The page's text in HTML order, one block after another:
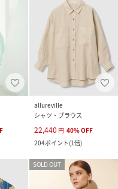
allureville
シャツ・ブラウス
22,440 円 40%OFF
204ポイント(1倍)
SOLD OUT